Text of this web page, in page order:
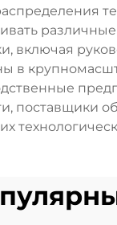
включая
в
поставщики